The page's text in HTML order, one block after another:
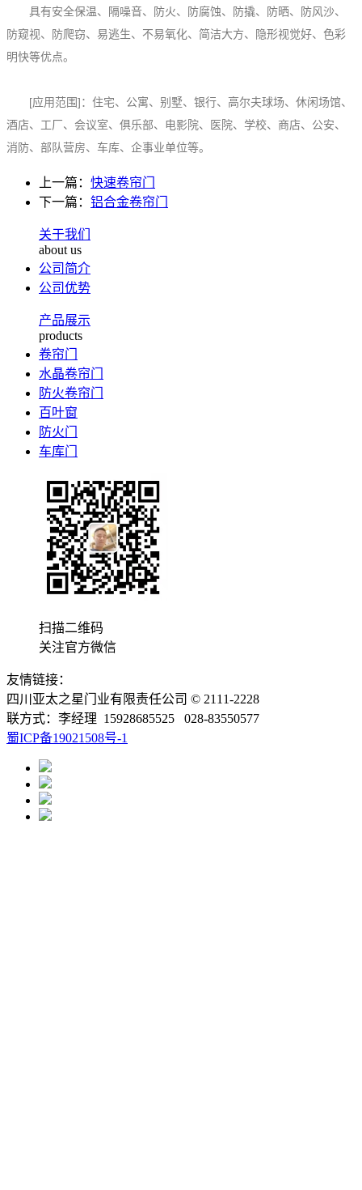
具有安全保温、隔噪音、防火、防腐蚀、防撬、防晒、防风沙、
防窥视、防爬窃、易逃生、不易氧化、简洁大方、隐形视觉好、色彩
明快等优点。
[应用范围]：住宅、公寓、别墅、银行、高尔夫球场、休闲场馆、
酒店、工厂、会议室、俱乐部、电影院、医院、学校、商店、公安、
消防、部队营房、车库、企事业单位等。
上一篇： 快速卷帘门
下一篇： 铝合金卷帘门
关于我们
about us
公司简介
公司优势
产品展示
products
卷帘门
水晶卷帘门
防火卷帘门
百叶窗
防火门
车库门
扫描二维码
关注官方微信
友情链接：
四川亚太之星门业有限责任公司 © 2111-2228
联方式：李经理 15928685525 028-83550577
蜀ICP备19021508号-1